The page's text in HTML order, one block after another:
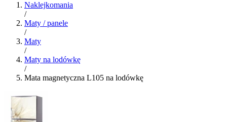
Naklejkomania
/
Maty / panele
/
Maty
/
Maty na lodówkę
/
Mata magnetyczna L105 na lodówkę